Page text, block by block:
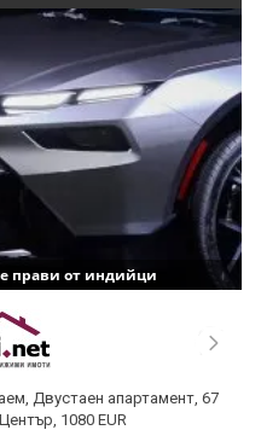
прави от индийци
Двустаен апартамент, 67
1080 EUR